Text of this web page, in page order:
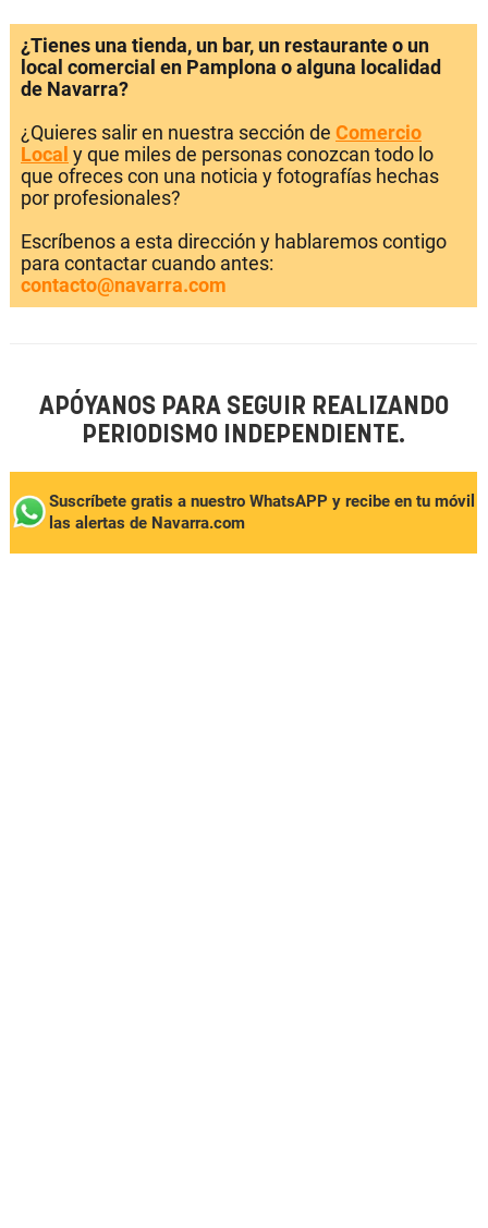
¿Tienes una tienda, un bar, un restaurante o un
local comercial en Pamplona o alguna localidad
de Navarra?
¿Quieres salir en nuestra sección de Comercio
Local y que miles de personas conozcan todo lo
que ofreces con una noticia y fotografías hechas
por profesionales?
Escríbenos a esta dirección y hablaremos contigo
para contactar cuando antes:
contacto@navarra.com
APÓYANOS PARA SEGUIR REALIZANDO
PERIODISMO INDEPENDIENTE.
Suscríbete gratis a nuestro WhatsAPP y recibe en tu móvil
las alertas de Navarra.com